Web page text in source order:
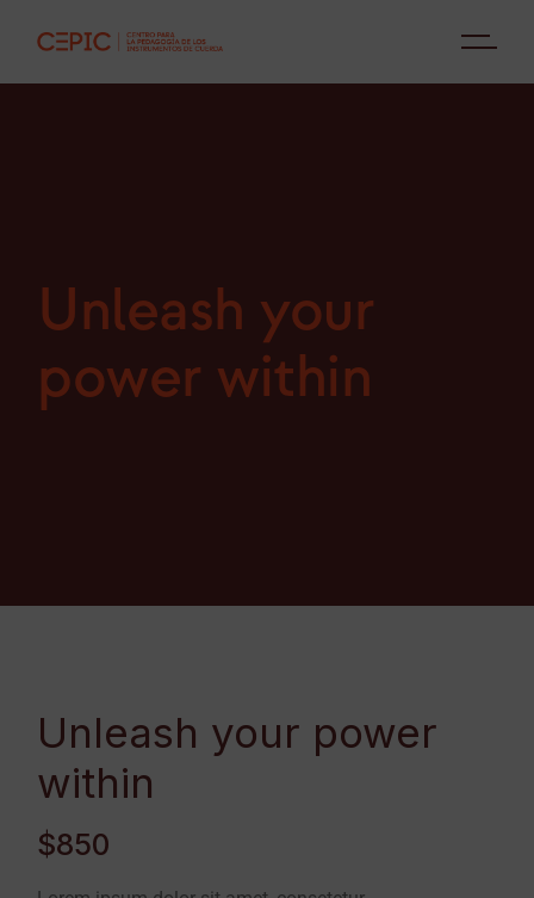
Unleash your
power within
Unleash your power
within
$850